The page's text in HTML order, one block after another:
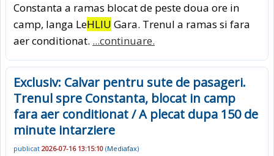
Constanta a ramas blocat de peste doua ore in
camp, langa LeHLIU Gara. Trenul a ramas si fara
aer conditionat. ...continuare.
Exclusiv: Calvar pentru sute de pasageri.
Trenul spre Constanta, blocat in camp
fara aer conditionat / A plecat dupa 150 de
minute intarziere
publicat 2026-07-16 13:15:10 (Mediafax)